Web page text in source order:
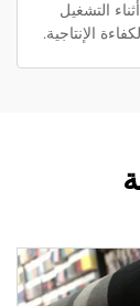
التشغيل
الإنتاجية.